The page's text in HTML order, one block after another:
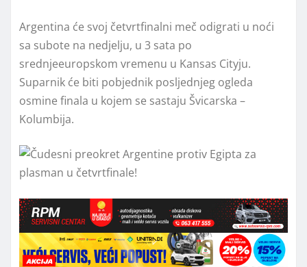
Argentina će svoj četvrtfinalni meč odigrati u noći
sa subote na nedjelju, u 3 sata po
srednjeeuropskom vremenu u Kansas Cityju.
Suparnik će biti pobjednik posljednjeg ogleda
osmine finala u kojem se sastaju Švicarska –
Kolumbija.